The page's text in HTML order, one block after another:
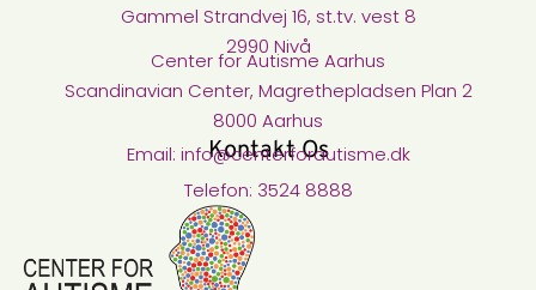
Gammel Strandvej 16, st.tv. vest 8
2990 Nivå
Center for Autisme Aarhus
Scandinavian Center, Magrethepladsen Plan 2
8000 Aarhus
Kontakt Os
Email: info@centerforautisme.dk
Telefon: 3524 8888